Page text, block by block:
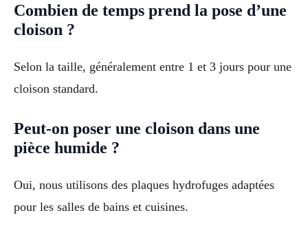
Combien de temps prend la pose d’une
cloison ?
Selon la taille, généralement entre 1 et 3 jours pour une
cloison standard.
Peut-on poser une cloison dans une
pièce humide ?
Oui, nous utilisons des plaques hydrofuges adaptées
pour les salles de bains et cuisines.